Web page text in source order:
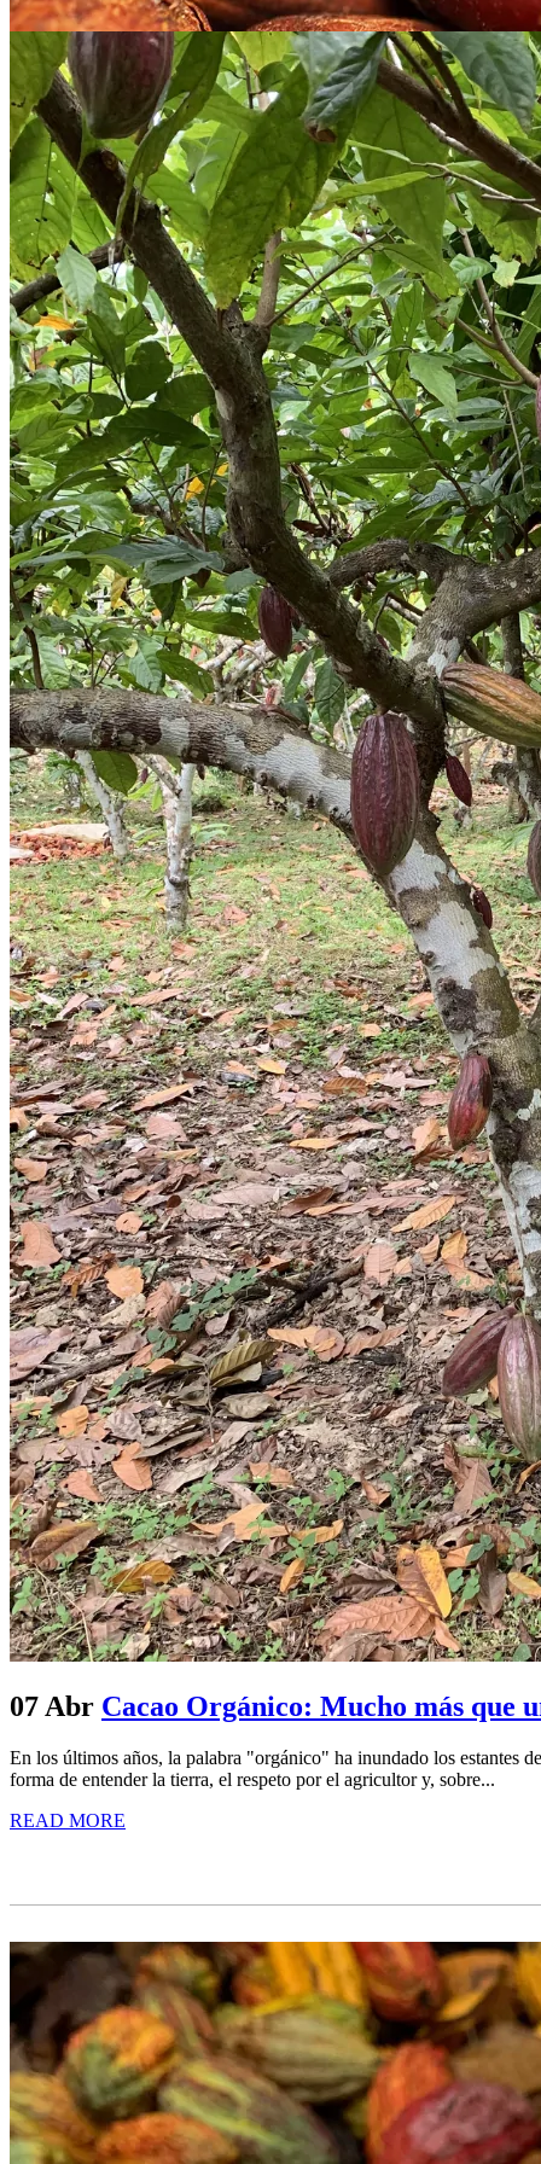
Exportación
07 Abr Cacao Orgánico: Mucho más que
En los últimos años, la palabra "orgánico" ha inundado los estantes
forma de entender la tierra, el respeto por el agricultor y, sobre...
READ MORE